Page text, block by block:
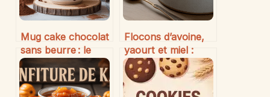
Mug cake chocolat
sans beurre : le
dessert express et
léger qui séduit
Flocons d’avoine,
yaourt et miel :
l’alliance
gourmande et
nutritive à adopter